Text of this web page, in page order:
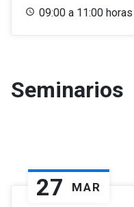
09:00 a 11:00 horas
Seminarios
27 MAR